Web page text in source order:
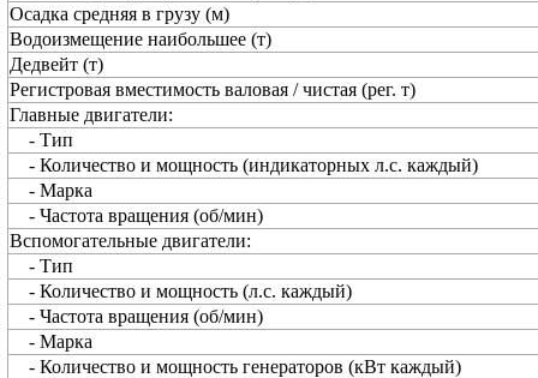
Осадка средняя в грузу (м)
Водоизмещение наибольшее (т)
Дедвейт (т)
Регистровая вместимость валовая / чистая (рег. т)
Главные двигатели:
- Тип
- Количество и мощность (индикаторных л.с. каждый)
- Марка
- Частота вращения (об/мин)
Вспомогательные двигатели:
- Тип
- Количество и мощность (л.с. каждый)
- Частота вращения (об/мин)
- Марка
- Количество и мощность генераторов (кВт каждый)